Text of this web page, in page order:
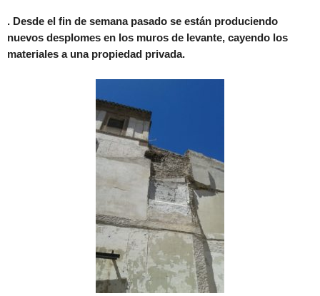
. Desde el fin de semana pasado se están produciendo
nuevos desplomes en los muros de levante, cayendo los
materiales a una propiedad privada.